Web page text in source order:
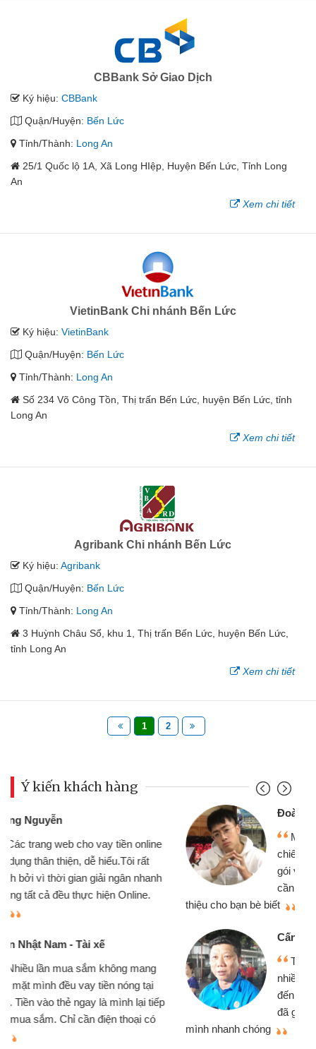
CBBank Sở Giao Dịch
Ký hiệu: CBBank
Quận/Huyện: Bến Lức
Tỉnh/Thành: Long An
25/1 Quốc lộ 1A, Xã Long HIệp, Huyện Bến Lức, Tỉnh Long
An
Xem chi tiết
VietinBank Chi nhánh Bến Lức
Ký hiệu: VietinBank
Quận/Huyện: Bến Lức
Tỉnh/Thành: Long An
Số 234 Võ Công Tồn, Thị trấn Bến Lức, huyện Bến Lức, tỉnh
Long An
Xem chi tiết
Agribank Chi nhánh Bến Lức
Ký hiệu: Agribank
Quận/Huyện: Bến Lức
Tỉnh/Thành: Long An
3 Huỳnh Châu Sổ, khu 1, Thị trấn Bến Lức, huyện Bến Lức,
tỉnh Long An
Xem chi tiết
1 2
Ý kiến khách hàng
Mình cần tiền gấp nên định cầm cố
chiếc xe wave nhưng thật may đã có
gói vay tiền bằng CMND online không
cần gặp mặt nên rất tiện lợi, sẽ giới
thiệu cho bạn bè biết
Cấn Văn Lực - Tạp hóa
Tôi kinh doanh buôn bán nhỏ lẻ
nhiều lúc cần vốn nhập hàng, nhờ biết
đến website qua bạn bè giới thiệu tôi
đã giải quyết được công việc của